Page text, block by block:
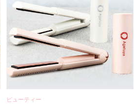
ビューティー